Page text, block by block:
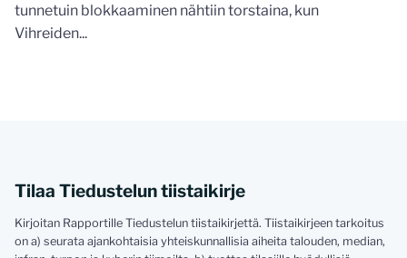
tunnetuin blokkaaminen nähtiin torstaina, kun
Vihreiden...
Tilaa Tiedustelun tiistaikirje
Kirjoitan Rapportille Tiedustelun tiistaikirjettä. Tiistaikirjeen tarkoitus
on a) seurata ajankohtaisia yhteiskunnallisia aiheita talouden, median,